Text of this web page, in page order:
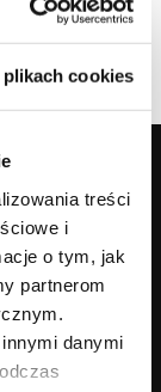
plikach cookies
treści
i
o tym, jak
partnerom
danymi